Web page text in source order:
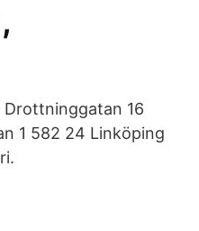
Drottninggatan 16
1 582 24 Linköping